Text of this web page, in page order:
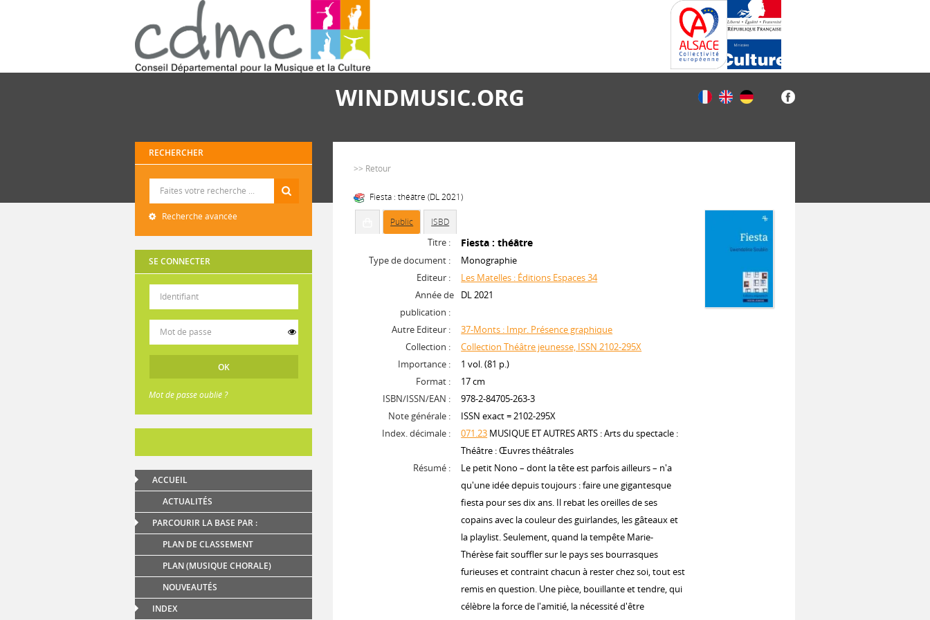
WINDMUSIC.ORG
RECHERCHER
Recherche avancée
SE CONNECTER
Mot de passe oublié ?
ACCUEIL
ACTUALITÉS
PARCOURIR LA BASE PAR :
PLAN DE CLASSEMENT
PLAN (MUSIQUE CHORALE)
NOUVEAUTÉS
INDEX
>> Retour
Fiesta : théâtre (DL 2021)
Public ISBD
Titre : Fiesta : théâtre
Type de document :
Monographie
Editeur :
Les Matelles : Éditions Espaces 34
Année de
publication :
DL 2021
Autre Editeur :
37-Monts : Impr. Présence graphique
Collection :
Collection Théâtre jeunesse, ISSN 2102-295X
Importance :
1 vol. (81 p.)
Format :
17 cm
ISBN/ISSN/EAN :
978-2-84705-263-3
Note générale :
ISSN exact = 2102-295X
Index. décimale :
071.23 MUSIQUE ET AUTRES ARTS : Arts du spectacle :
Théâtre : Œuvres théâtrales
Résumé :
Le petit Nono – dont la tête est parfois ailleurs – n'a
qu'une idée depuis toujours : faire une gigantesque
fiesta pour ses dix ans. Il rebat les oreilles de ses
copains avec la couleur des guirlandes, les gâteaux et
la playlist. Seulement, quand la tempête Marie-
Thérèse fait souffler sur le pays ses bourrasques
furieuses et contraint chacun à rester chez soi, tout est
remis en question. Une pièce, bouillante et tendre, qui
célèbre la force de l'amitié, la nécessité d'être